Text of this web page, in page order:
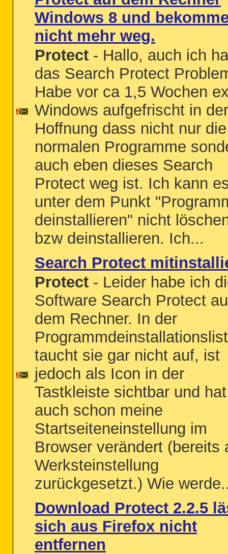
Windows 8 und
nicht mehr weg.
Protect - Hallo, auch ich
das Search Protect
Habe vor ca 1,5 Wochen
Windows aufgefrischt in der
Hoffnung dass nicht nur die
normalen Programme
auch eben dieses Search
Protect weg ist. Ich kann
unter dem Punkt
deinstallieren" nicht
bzw deinstallieren. Ich...
Search Protect
Protect - Leider habe ich
Software Search Protect
dem Rechner. In der
taucht sie gar nicht auf, ist
jedoch als Icon in der
Tastkleiste sichtbar und hat
auch schon meine
Startseiteneinstellung im
Browser verändert (bereits
Werksteinstellung
zurückgesetzt.) Wie
Download Protect 2.2.5
sich aus Firefox nicht
entfernen